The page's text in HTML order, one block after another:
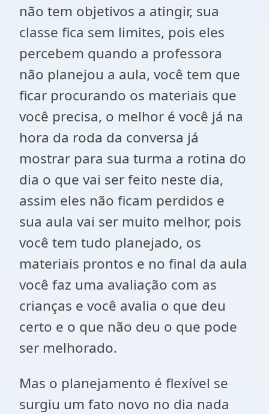
não tem objetivos a atingir, sua
classe fica sem limites, pois eles
percebem quando a professora
não planejou a aula, você tem que
ficar procurando os materiais que
você precisa, o melhor é você já na
hora da roda da conversa já
mostrar para sua turma a rotina do
dia o que vai ser feito neste dia,
assim eles não ficam perdidos e
sua aula vai ser muito melhor, pois
você tem tudo planejado, os
materiais prontos e no final da aula
você faz uma avaliação com as
crianças e você avalia o que deu
certo e o que não deu o que pode
ser melhorado.
Mas o planejamento é flexível se
surgiu um fato novo no dia nada